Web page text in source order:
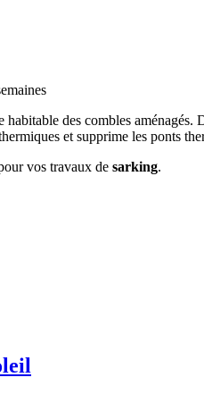
des combles
et supprime les ponts
vos travaux de sarking.